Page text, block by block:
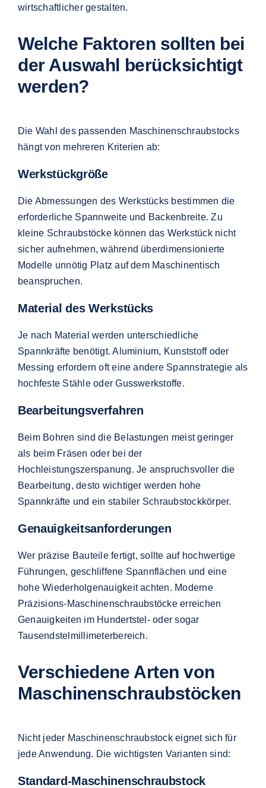
wirtschaftlicher gestalten.
Welche Faktoren sollten bei
der Auswahl berücksichtigt
werden?
Die Wahl des passenden Maschinenschraubstocks
hängt von mehreren Kriterien ab:
Werkstückgröße
Die Abmessungen des Werkstücks bestimmen die
erforderliche Spannweite und Backenbreite. Zu
kleine Schraubstöcke können das Werkstück nicht
sicher aufnehmen, während überdimensionierte
Modelle unnötig Platz auf dem Maschinentisch
beanspruchen.
Material des Werkstücks
Je nach Material werden unterschiedliche
Spannkräfte benötigt. Aluminium, Kunststoff oder
Messing erfordern oft eine andere Spannstrategie als
hochfeste Stähle oder Gusswerkstoffe.
Bearbeitungsverfahren
Beim Bohren sind die Belastungen meist geringer
als beim Fräsen oder bei der
Hochleistungszerspanung. Je anspruchsvoller die
Bearbeitung, desto wichtiger werden hohe
Spannkräfte und ein stabiler Schraubstockkörper.
Genauigkeitsanforderungen
Wer präzise Bauteile fertigt, sollte auf hochwertige
Führungen, geschliffene Spannflächen und eine
hohe Wiederholgenauigkeit achten. Moderne
Präzisions-Maschinenschraubstöcke erreichen
Genauigkeiten im Hundertstel- oder sogar
Tausendstelmillimeterbereich.
Verschiedene Arten von
Maschinenschraubstöcken
Nicht jeder Maschinenschraubstock eignet sich für
jede Anwendung. Die wichtigsten Varianten sind:
Standard-Maschinenschraubstock